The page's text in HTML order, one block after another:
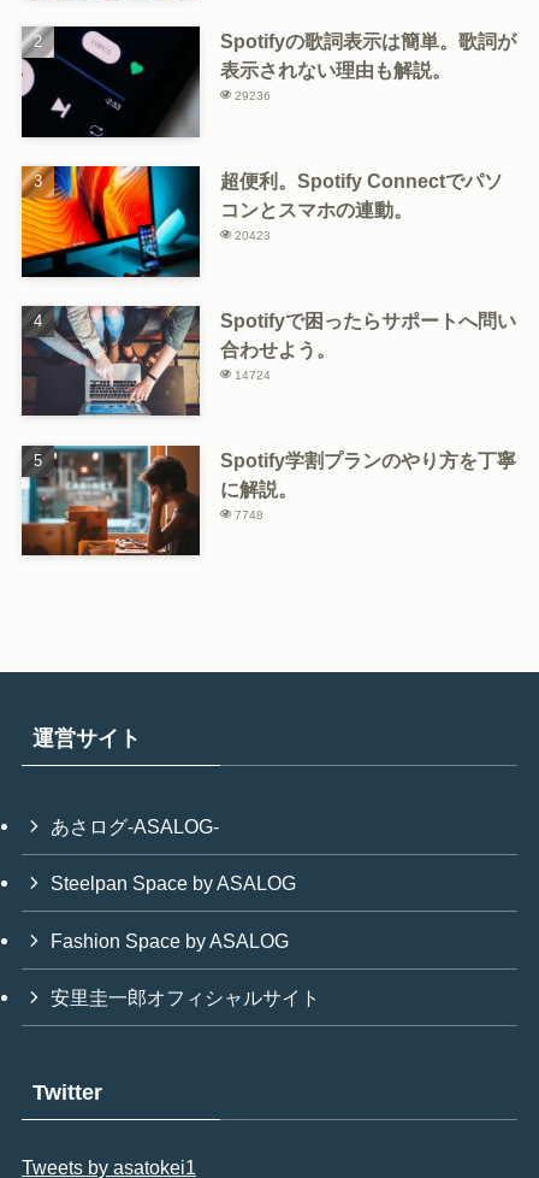
Spotifyの歌詞表示は簡単。歌詞が
表示されない理由も解説。
29236
超便利。Spotify Connectでパソ
コンとスマホの連動。
20423
Spotifyで困ったらサポートへ問い
合わせよう。
14724
Spotify学割プランのやり方を丁寧
に解説。
7748
運営サイト
あさログ-ASALOG-
Steelpan Space by ASALOG
Fashion Space by ASALOG
安里圭一郎オフィシャルサイト
Twitter
Tweets by asatokei1